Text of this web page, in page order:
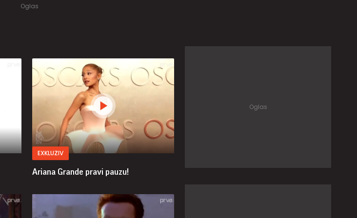
EXKLUZIV
Ariana Grande pravi pauzu!